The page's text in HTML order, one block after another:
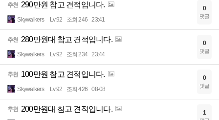
추천 290만원 참고 견적입니다.
Skywalkers Lv.92 조회 246 23:41
0
댓글
추천 280만원대 참고 견적입니다.
Skywalkers Lv.92 조회 234 23:44
0
댓글
추천 100만원 참고 견적입니다.
Skywalkers Lv.92 조회 426 08-08
0
댓글
추천 200만원대 참고 견적입니다. 1